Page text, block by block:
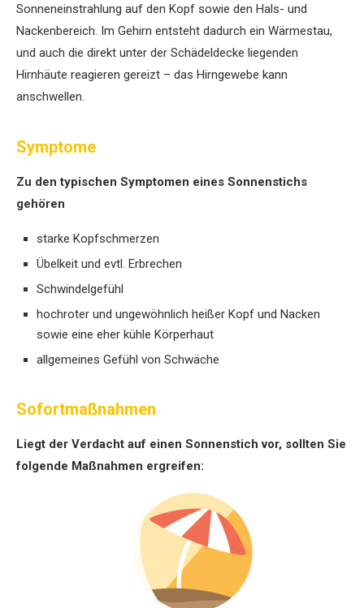
Sonneneinstrahlung auf den Kopf sowie den Hals- und
Nackenbereich. Im Gehirn entsteht dadurch ein Wärmestau,
und auch die direkt unter der Schädeldecke liegenden
Hirnhäute reagieren gereizt – das Hirngewebe kann
anschwellen.
Symptome
Zu den typischen Symptomen eines Sonnenstichs
gehören
starke Kopfschmerzen
Übelkeit und evtl. Erbrechen
Schwindelgefühl
hochroter und ungewöhnlich heißer Kopf und Nacken
sowie eine eher kühle Körperhaut
allgemeines Gefühl von Schwäche
Sofortmaßnahmen
Liegt der Verdacht auf einen Sonnenstich vor, sollten Sie
folgende Maßnahmen ergreifen: